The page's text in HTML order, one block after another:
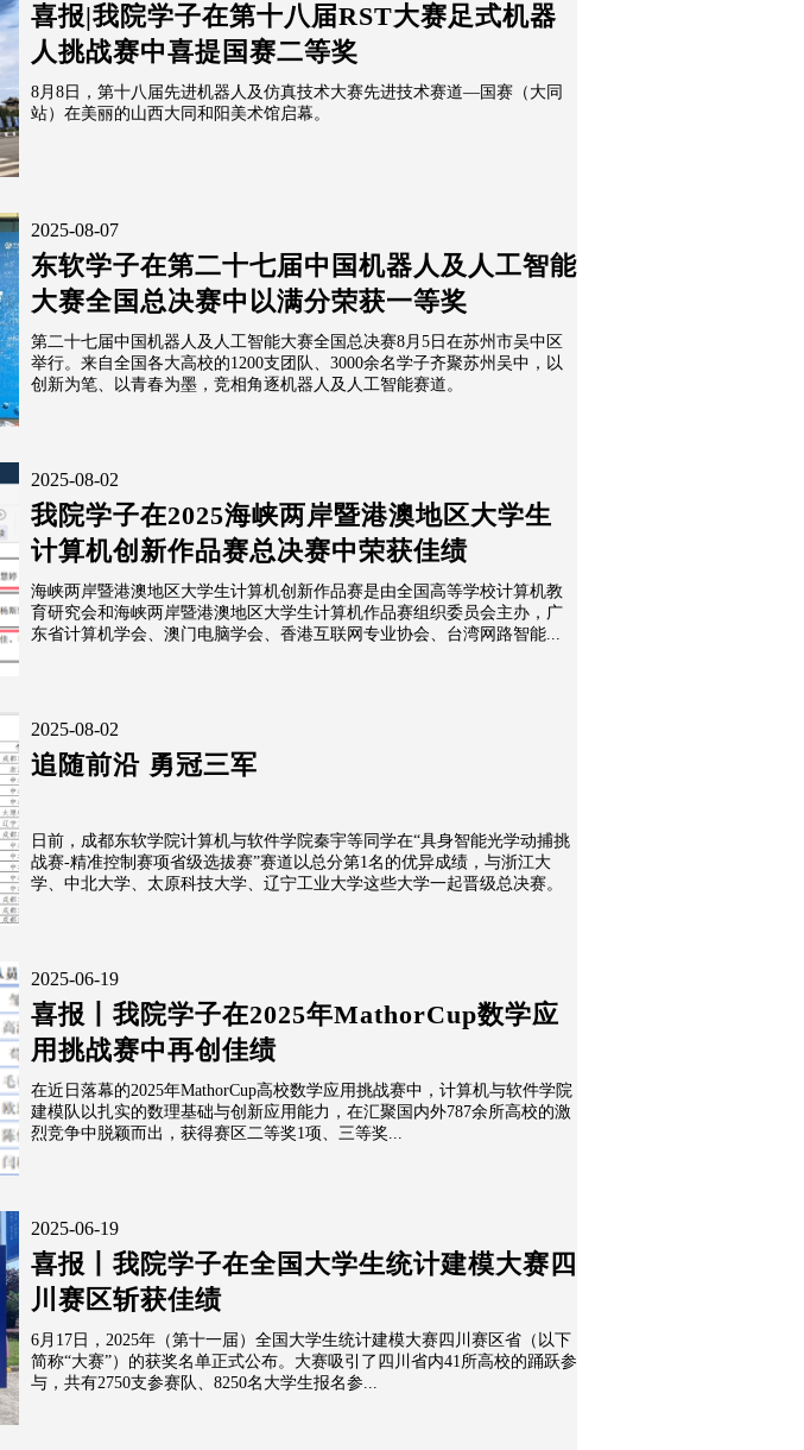
喜报|我院学子在第十八届RST大赛足式机器
人挑战赛中喜提国赛二等奖
8月8日，第十八届先进机器人及仿真技术大赛先进技术赛道—国赛（大同
站）在美丽的山西大同和阳美术馆启幕。
2025-08-07
东软学子在第二十七届中国机器人及人工智能
大赛全国总决赛中以满分荣获一等奖
第二十七届中国机器人及人工智能大赛全国总决赛8月5日在苏州市吴中区
举行。来自全国各大高校的1200支团队、3000余名学子齐聚苏州吴中，以
创新为笔、以青春为墨，竞相角逐机器人及人工智能赛道。
2025-08-02
我院学子在2025海峡两岸暨港澳地区大学生
计算机创新作品赛总决赛中荣获佳绩
海峡两岸暨港澳地区大学生计算机创新作品赛是由全国高等学校计算机教
育研究会和海峡两岸暨港澳地区大学生计算机作品赛组织委员会主办，广
东省计算机学会、澳门电脑学会、香港互联网专业协会、台湾网路智能...
2025-08-02
追随前沿 勇冠三军
日前，成都东软学院计算机与软件学院秦宇等同学在“具身智能光学动捕挑
战赛-精准控制赛项省级选拔赛”赛道以总分第1名的优异成绩，与浙江大
学、中北大学、太原科技大学、辽宁工业大学这些大学一起晋级总决赛。
2025-06-19
喜报丨我院学子在2025年MathorCup数学应
用挑战赛中再创佳绩
在近日落幕的2025年MathorCup高校数学应用挑战赛中，计算机与软件学院
建模队以扎实的数理基础与创新应用能力，在汇聚国内外787余所高校的激
烈竞争中脱颖而出，获得赛区二等奖1项、三等奖...
2025-06-19
喜报丨我院学子在全国大学生统计建模大赛四
川赛区斩获佳绩
6月17日，2025年（第十一届）全国大学生统计建模大赛四川赛区省（以下
简称“大赛”）的获奖名单正式公布。大赛吸引了四川省内41所高校的踊跃参
与，共有2750支参赛队、8250名大学生报名参...